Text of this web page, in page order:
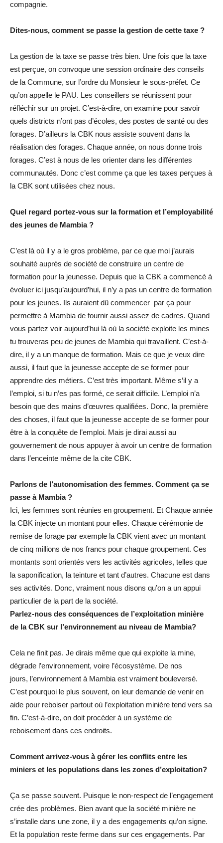
compagnie.
Dites-nous, comment se passe la gestion de cette taxe ?
La gestion de la taxe se passe très bien. Une fois que la taxe
est perçue, on convoque une session ordinaire des conseils
de la Commune, sur l’ordre du Monsieur le sous-préfet. Ce
qu’on appelle le PAU. Les conseillers se réunissent pour
réfléchir sur un projet. C’est-à-dire, on examine pour savoir
quels districts n’ont pas d’écoles, des postes de santé ou des
forages. D’ailleurs la CBK nous assiste souvent dans la
réalisation des forages. Chaque année, on nous donne trois
forages. C’est à nous de les orienter dans les différentes
communautés. Donc c’est comme ça que les taxes perçues à
la CBK sont utilisées chez nous.
Quel regard portez-vous sur la formation et l’employabilité
des jeunes de Mambia ?
C’est là où il y a le gros problème, par ce que moi j’aurais
souhaité auprès de société de construire un centre de
formation pour la jeunesse. Depuis que la CBK a commencé à
évoluer ici jusqu’aujourd’hui, il n’y a pas un centre de formation
pour les jeunes. Ils auraient dû commencer par ça pour
permettre à Mambia de fournir aussi assez de cadres. Quand
vous partez voir aujourd’hui là où la société exploite les mines
tu trouveras peu de jeunes de Mambia qui travaillent. C’est-à-
dire, il y a un manque de formation. Mais ce que je veux dire
aussi, il faut que la jeunesse accepte de se former pour
apprendre des métiers. C’est très important. Même s’il y a
l’emploi, si tu n’es pas formé, ce serait difficile. L’emploi n’a
besoin que des mains d’œuvres qualifiées. Donc, la première
des choses, il faut que la jeunesse accepte de se former pour
être à la conquête de l’emploi. Mais je dirai aussi au
gouvernement de nous appuyer à avoir un centre de formation
dans l’enceinte même de la cite CBK.
Parlons de l’autonomisation des femmes. Comment ça se
passe à Mambia ?
Ici, les femmes sont réunies en groupement. Et Chaque année
la CBK injecte un montant pour elles. Chaque cérémonie de
remise de forage par exemple la CBK vient avec un montant
de cinq millions de nos francs pour chaque groupement. Ces
montants sont orientés vers les activités agricoles, telles que
la saponification, la teinture et tant d’autres. Chacune est dans
ses activités. Donc, vraiment nous disons qu’on a un appui
particulier de la part de la société.
Parlez-nous des conséquences de l’exploitation minière
de la CBK sur l’environnement au niveau de Mambia?
Cela ne finit pas. Je dirais même que qui exploite la mine,
dégrade l’environnement, voire l’écosystème. De nos
jours, l’environnement à Mambia est vraiment bouleversé.
C’est pourquoi le plus souvent, on leur demande de venir en
aide pour reboiser partout où l’exploitation minière tend vers sa
fin. C’est-à-dire, on doit procéder à un système de
reboisement dans ces endroits.
Comment arrivez-vous à gérer les conflits entre les
miniers et les populations dans les zones d’exploitation?
Ça se passe souvent. Puisque le non-respect de l’engagement
crée des problèmes. Bien avant que la société minière ne
s’installe dans une zone, il y a des engagements qu’on signe.
Et la population reste ferme dans sur ces engagements. Par